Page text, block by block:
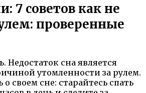
7 советов как не
проверенные
Недостаток сна является
утомленности за рулем.
о своем сне: старайтесь спать